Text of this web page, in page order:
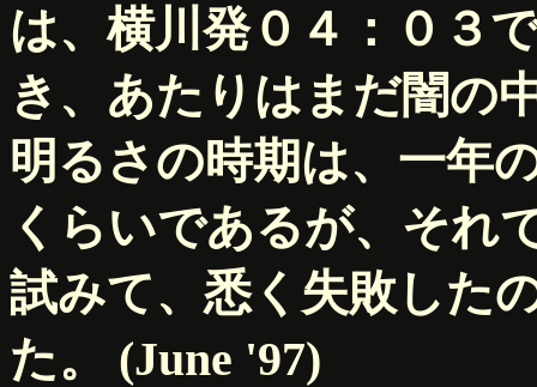
は、横川発０４：０３
き、あたりはまだ闇の
明るさの時期は、一年
くらいであるが、それ
試みて、悉く失敗した
た。 (June '97)